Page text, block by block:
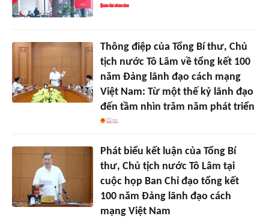
Thông điệp của Tổng Bí thư, Chủ
tịch nước Tô Lâm về tổng kết 100
năm Đảng lãnh đạo cách mạng
Việt Nam: Từ một thế kỷ lãnh đạo
đến tầm nhìn trăm năm phát triển
Phát biểu kết luận của Tổng Bí
thư, Chủ tịch nước Tô Lâm tại
cuộc họp Ban Chỉ đạo tổng kết
100 năm Đảng lãnh đạo cách
mạng Việt Nam